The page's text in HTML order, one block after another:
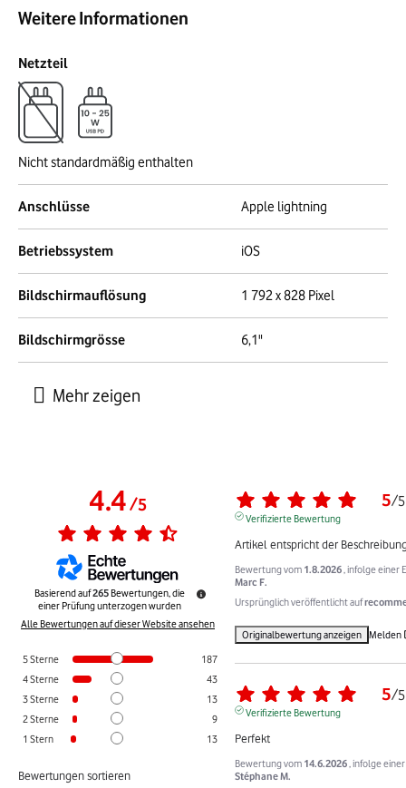
Weitere Informationen
Netzteil
Nicht standardmäßig enthalten
Anschlüsse Apple lightning
Betriebssystem iOS
Bildschirmauflösung 1 792 x 828 Pixel
Bildschirmgrösse 6,1"
4.4/5
Basierend auf265 Bewertungen, die
einer Prüfung unterzogen wurden
Alle Bewertungen auf dieser Website ansehen
5Sterne
187
4Sterne
43
3Sterne
13
2Sterne
9
1 Stern 13
Bewertungen sortieren
5/5
Verifizierte Bewertung
Artikel entspricht der
Bewertung vom 1.8.2026 , infolge einer
Marc F.
Ursprünglich veröffentlicht auf
Originalbewertung anzeigen Melden
5/5
Verifizierte Bewertung
Perfekt
Bewertung vom 14.6.2026 , infolge
Stéphane M.